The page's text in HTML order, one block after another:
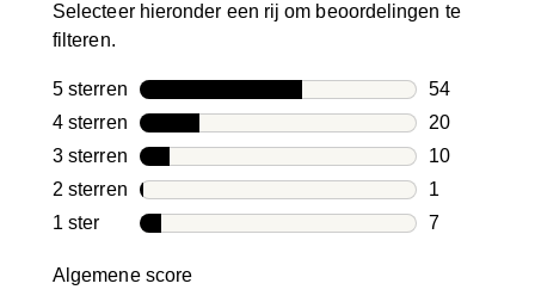
Selecteer hieronder een rij om beoordelingen te
filteren.
5 sterren sterren
54
54
4 sterren sterren
20
20
3 sterren sterren
10
10
2 sterren sterren
1
1
1 ster sterren
7
Algemene score